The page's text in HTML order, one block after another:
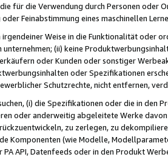
für die Verwendung durch Personen
Feinabstimmung eines maschinellen
Weise in die Funktionalität oder
unternehmen; (ii) keine
oder Kunden oder sonstiger
oder Spezifikationen
Schutzrechte, nicht entfernen,
(i) die Spezifikationen oder die in
oder anderweitig abgeleitete Werke
zu zerlegen, zu
Komponenten (wie Modelle,
PA API, Datenfeeds oder in den Produkt